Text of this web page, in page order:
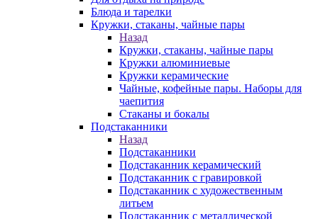
Блюда и тарелки
Кружки, стаканы, чайные пары
Назад
Кружки, стаканы, чайные пары
Кружки алюминиевые
Кружки керамические
Чайные, кофейные пары. Наборы для
чаепития
Стаканы и бокалы
Подстаканники
Назад
Подстаканники
Подстаканник керамический
Подстаканник c гравировкой
Подстаканник с художественным
литьем
Подстаканник с металлической